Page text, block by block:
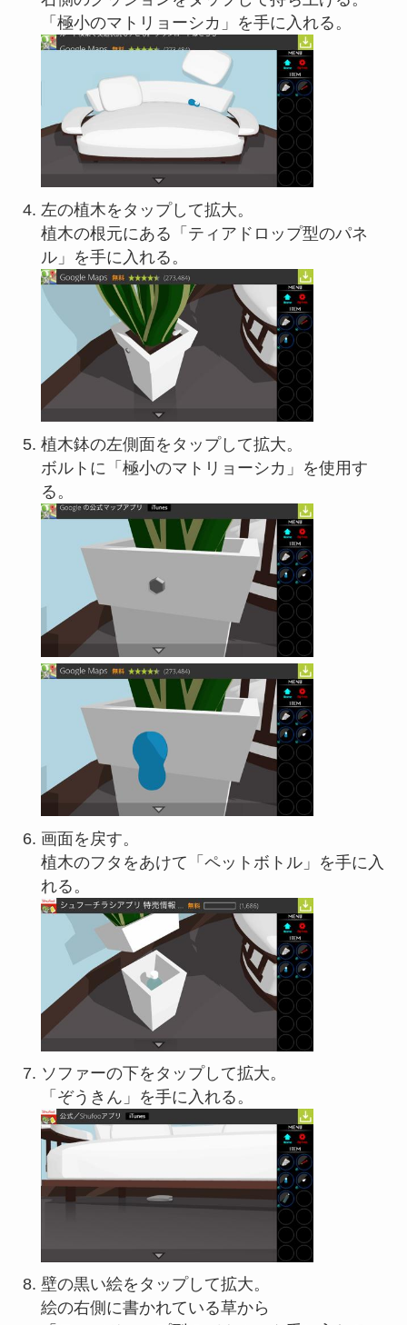
「極小のマトリョーシカ」を手に入れる。
左の植木をタップして拡大。
植木の根元にある「ティアドロップ型のパネ
ル」を手に入れる。
植木鉢の左側面をタップして拡大。
ボルトに「極小のマトリョーシカ」を使用す
る。
画面を戻す。
植木のフタをあけて「ペットボトル」を手に入
れる。
ソファーの下をタップして拡大。
「ぞうきん」を手に入れる。
壁の黒い絵をタップして拡大。
絵の右側に書かれている草から